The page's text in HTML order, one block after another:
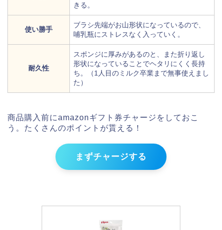
きる。
使い勝手
ブラシ先端がお山形状になっているので、
哺乳瓶にストレスなく入っていく。
耐久性
スポンジに厚みがあるのと、また折り返し
形状になっていることでヘタリにくく長持
ち。（1人目のミルク卒業まで無事使えまし
た）
商品購入前にamazonギフト券チャージをしておこ
う。たくさんのポイントが貰える！
まずチャージする